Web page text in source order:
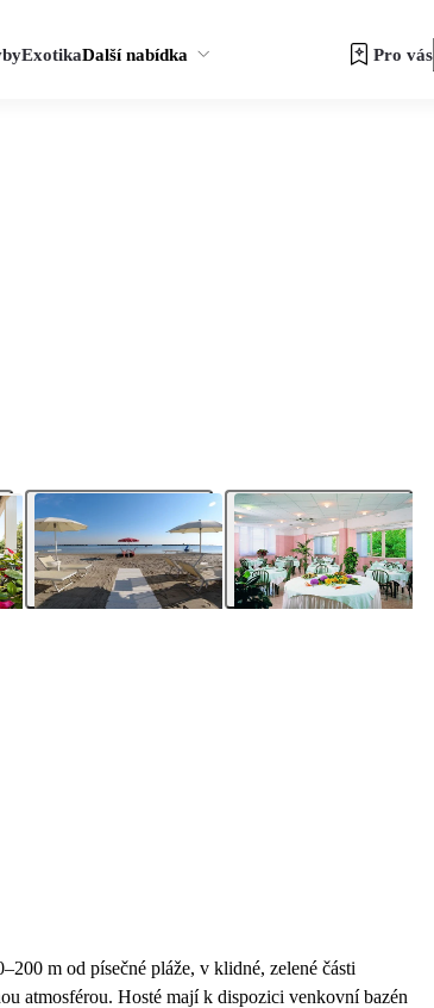
ExotikaDalší nabídka Pro vás
m od písečné pláže, v klidné, zelené části
atmosférou. Hosté mají k dispozici venkovní bazén